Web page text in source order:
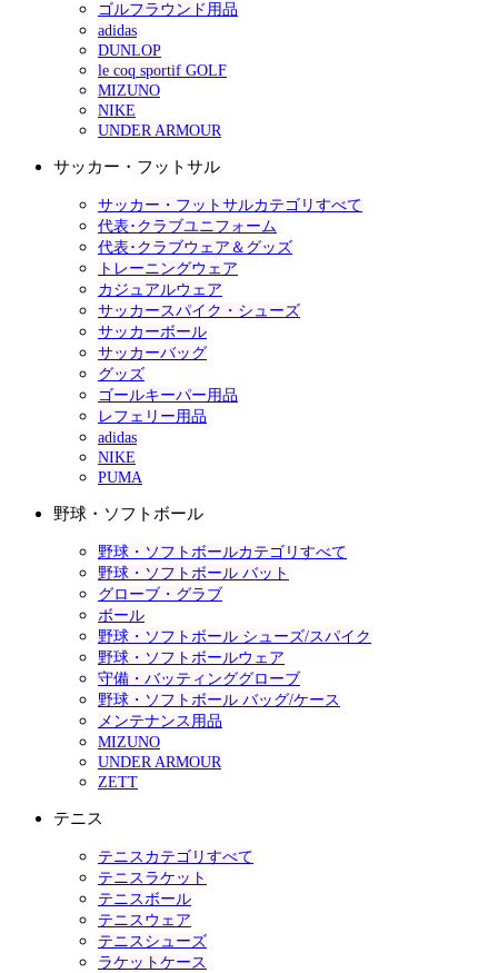
ゴルフラウンド用品
adidas
DUNLOP
le coq sportif GOLF
MIZUNO
NIKE
UNDER ARMOUR
サッカー・フットサル
サッカー・フットサルカテゴリすべて
代表･クラブユニフォーム
代表･クラブウェア＆グッズ
トレーニングウェア
カジュアルウェア
サッカースパイク・シューズ
サッカーボール
サッカーバッグ
グッズ
ゴールキーパー用品
レフェリー用品
adidas
NIKE
PUMA
野球・ソフトボール
野球・ソフトボールカテゴリすべて
野球・ソフトボール バット
グローブ・グラブ
ボール
野球・ソフトボール シューズ/スパイク
野球・ソフトボールウェア
守備・バッティンググローブ
野球・ソフトボール バッグ/ケース
メンテナンス用品
MIZUNO
UNDER ARMOUR
ZETT
テニス
テニスカテゴリすべて
テニスラケット
テニスボール
テニスウェア
テニスシューズ
ラケットケース